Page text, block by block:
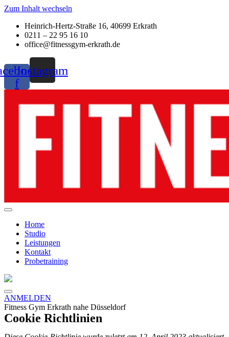
Zum Inhalt wechseln
Heinrich-Hertz-Straße 16, 40699 Erkrath
0211 – 22 95 16 10
office@fitnessgym-erkrath.de
f
Instagram
Home
Studio
Leistungen
Kontakt
Probetraining
ANMELDEN
Fitness Gym Erkrath nahe Düsseldorf
Cookie Richtlinien